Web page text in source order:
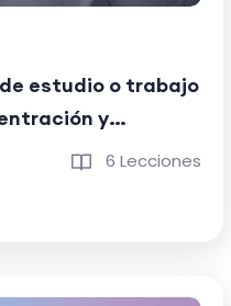
estudio o trabajo
y
6 Lecciones